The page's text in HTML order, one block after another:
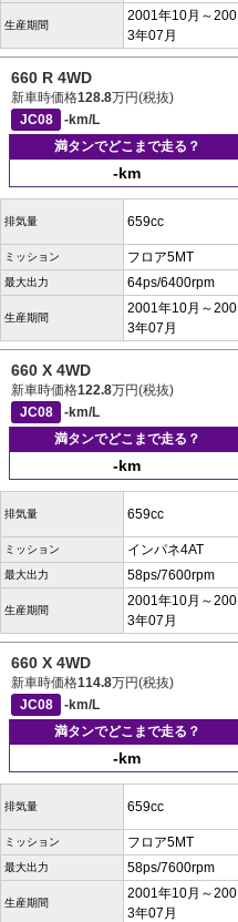
生産期間
2001年10月～200
3年07月
660 R 4WD
新車時価格128.8万円(税抜)
JC08
-km/L
満タンでどこまで走る？
-km
排気量 659cc
ミッション フロア5MT
最大出力 64ps/6400rpm
生産期間
2001年10月～200
3年07月
660 X 4WD
新車時価格122.8万円(税抜)
JC08
-km/L
満タンでどこまで走る？
-km
排気量 659cc
ミッション インパネ4AT
最大出力 58ps/7600rpm
生産期間
2001年10月～200
3年07月
660 X 4WD
新車時価格114.8万円(税抜)
JC08
-km/L
満タンでどこまで走る？
-km
排気量 659cc
ミッション フロア5MT
最大出力 58ps/7600rpm
生産期間
2001年10月～200
3年07月